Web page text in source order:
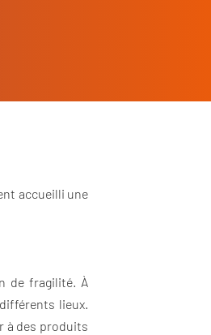
accueilli une
de fragilité. À
lieux.
à des produits